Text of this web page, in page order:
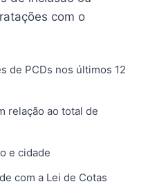
com o
de PCDs nos últimos 12
relação ao total de
e cidade
com a Lei de Cotas